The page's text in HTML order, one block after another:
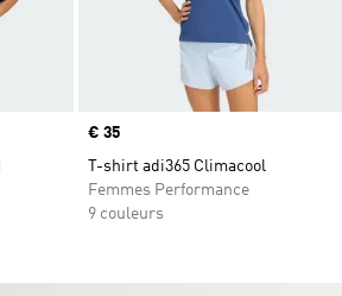
Prix
€ 35
T-shirt adi365 Climacool
Femmes Performance
9 couleurs